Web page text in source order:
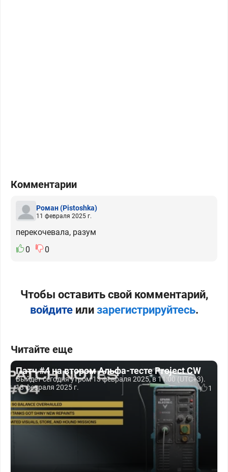
Комментарии
Роман(Pistoshka)
11 февраля 2025 г.
перекочевала, разум
0
0
Чтобы оставить свой комментарий,
войдитеили зарегистрируйтесь.
Читайте еще
Патч #4 на втором Альфа-тесте Project CW
Выйдет сегодня утром 13 февраля 2025, в 11:00 (UTC+3).
13 февраля 2025 г.
1